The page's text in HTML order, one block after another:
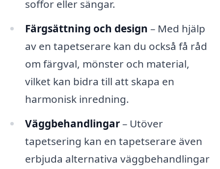
soffor eller sängar.
Färgsättning och design – Med hjälp
av en tapetserare kan du också få råd
om färgval, mönster och material,
vilket kan bidra till att skapa en
harmonisk inredning.
Väggbehandlingar– Utöver
tapetsering kan en tapetserare även
erbjuda alternativa väggbehandlingar